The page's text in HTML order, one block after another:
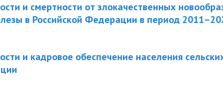
и смертности от злокачественных
в Российской Федерации в период
и кадровое обеспечение населения